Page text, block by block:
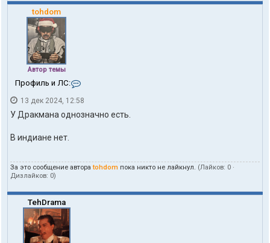
tohdom
Автор темы
Профиль и ЛС:
н
т
п
о
з
13 дек 2024, 12:58
У Дракмана однозначно есть.
В индиане нет.
За это сообщение автораtohdom пока никто не лайкнул. (Лайков: 0 ·
Дизлайков: 0)
TehDrama